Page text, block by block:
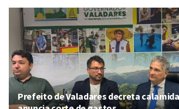
Prefeito de Valadares decreta